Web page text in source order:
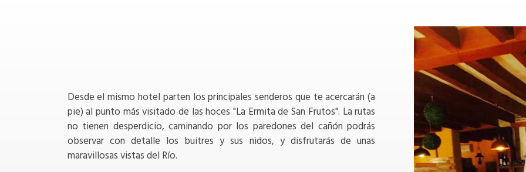
Desde el mismo hotel parten los principales senderos que te acercarán (a
pie) al punto más visitado de las hoces "La Ermita de San Frutos". La rutas
no tienen desperdicio, caminando por los paredones del cañón podrás
observar con detalle los buitres y sus nidos, y disfrutarás de unas
maravillosas vistas del Río.